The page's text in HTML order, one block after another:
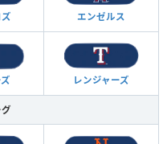
エンゼルス
レンジャーズ